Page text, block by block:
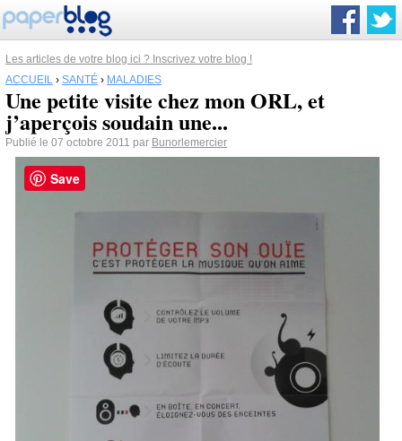
Les articles de votre blog ici ? Inscrivez votre blog !
ACCUEIL › SANTÉ › MALADIES
Une petite visite chez mon ORL, et
j’aperçois soudain une...
Publié le 07 octobre 2011 par Bunorlemercier
Save